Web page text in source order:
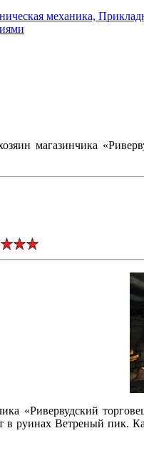
механика,
магазинчика
«Ривервудский
в руинах Ветреный пик.